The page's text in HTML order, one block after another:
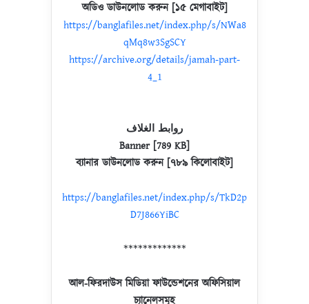
অডিও ডাউনলোড করুন [১৫ মেগাবাইট]
https://banglafiles.net/index.php/s/NWa8
qMq8w3SgSCY
https://archive.org/details/jamah-part-
4_1
روابط الغلاف
Banner [789 KB]
ব্যানার ডাউনলোড করুন [৭৮৯ কিলোবাইট]
https://banglafiles.net/index.php/s/TkD2p
D7J866YiBC
*************
আল-ফিরদাউস মিডিয়া ফাউন্ডেশনের অফিসিয়াল
চ্যানেলসমূহ